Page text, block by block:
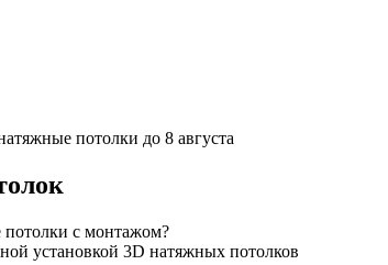
потолки до 8 августа
потолки с монтажом?
установкой 3D натяжных потолков